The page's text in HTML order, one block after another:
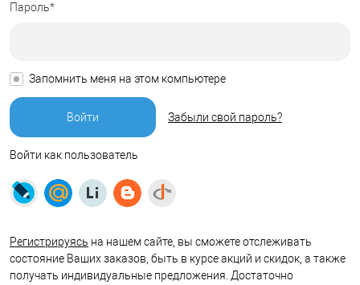
Пароль*
Запомнить меня на этом компьютере
Забыли свой пароль?
Войти как пользователь
Регистрируясь на нашем сайте, вы сможете отслеживать
состояние Ваших заказов, быть в курсе акций и скидок, а также
получать индивидуальные предложения. Достаточно